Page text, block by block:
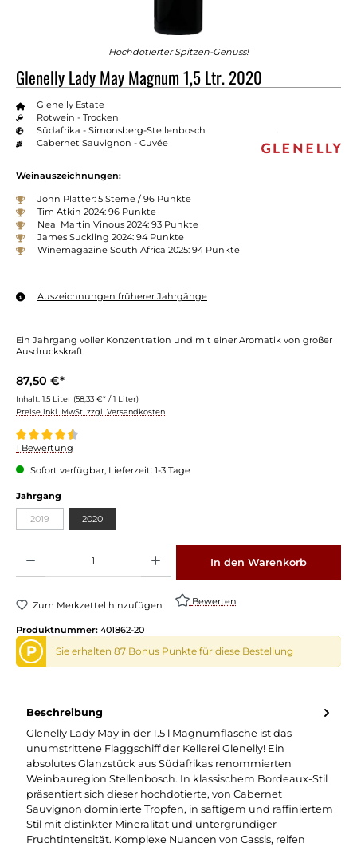
Hochdotierter Spitzen-Genuss!
Glenelly Lady May Magnum 1,5 Ltr. 2020
Glenelly Estate
Rotwein - Trocken
Südafrika - Simonsberg-Stellenbosch
Cabernet Sauvignon - Cuvée
Weinauszeichnungen:
John Platter: 5 Sterne / 96 Punkte
Tim Atkin 2024: 96 Punkte
Neal Martin Vinous 2024: 93 Punkte
James Suckling 2024: 94 Punkte
Winemagazine South Africa 2025: 94 Punkte
Auszeichnungen früherer Jahrgänge
Ein Jahrgang voller Konzentration und mit einer Aromatik von großer
Ausdruckskraft
87,50 €*
Inhalt: 1.5 Liter (58,33 €* / 1 Liter)
Preise inkl. MwSt. zzgl. Versandkosten
Durchschnittliche Bewertung von 4.5 von 5 Sternen
1 Bewertung
Sofort verfügbar, Lieferzeit: 1-3 Tage
Jahrgang
2019 2020
In den Warenkorb
Zum Merkzettel hinzufügen Bewerten
Produktnummer: 401862-20
P Sie erhalten 87 Bonus Punkte für diese Bestellung
Beschreibung
Glenelly Lady May in der 1.5 l Magnumflasche ist das
unumstrittene Flaggschiff der Kellerei Glenelly! Ein
absolutes Glanzstück aus Südafrikas renommierten
Weinbauregion Stellenbosch. In klassischem Bordeaux-Stil
präsentiert sich dieser hochdotierte, von Cabernet
Sauvignon dominierte Tropfen, in saftigem und raffiniertem
Stil mit distinkter Mineralität und untergründiger
Fruchtintensität. Komplexe Nuancen von Cassis, reifen